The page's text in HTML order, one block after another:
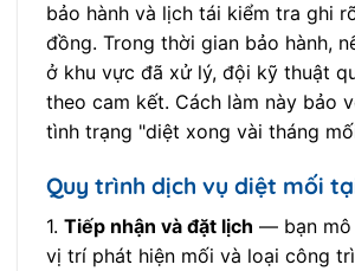
bảo hành và lịch tái kiểm tra ghi
đồng. Trong thời gian bảo hành,
ở khu vực đã xử lý, đội kỹ thuật
theo cam kết. Cách làm này bảo
tình trạng "diệt xong vài tháng
Quy trình dịch vụ diệt mối tại
1. Tiếp nhận và đặt lịch — bạn mô
vị trí phát hiện mối và loại công